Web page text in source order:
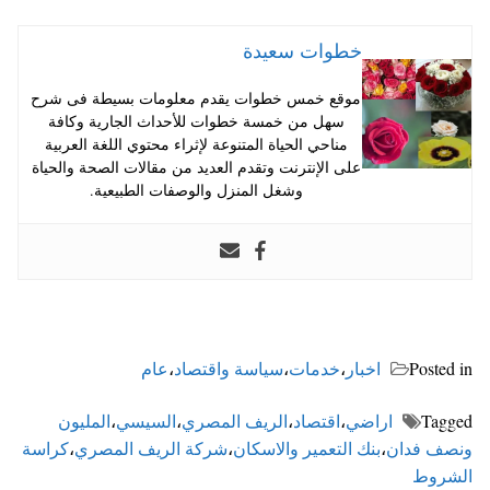
خطوات سعيدة
موقع خمس خطوات يقدم معلومات بسيطة فى شرح
سهل من خمسة خطوات للأحداث الجارية وكافة
مناحي الحياة المتنوعة لإثراء محتوي اللغة العربية
على الإنترنت وتقدم العديد من مقالات الصحة والحياة
وشغل المنزل والوصفات الطبيعية.
Posted in اخبار ،خدمات،سياسة واقتصاد،عام
Tagged اراضي،اقتصاد،الريف المصري،السيسي،المليون
ونصف فدان،بنك التعمير والاسكان،شركة الريف المصري،كراسة
الشروط